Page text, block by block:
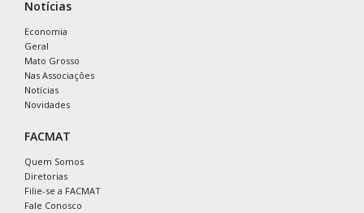
Notícias
Economia
Geral
Mato Grosso
Nas Associações
Notícias
Novidades
FACMAT
Quem Somos
Diretorias
Filie-se a FACMAT
Fale Conosco